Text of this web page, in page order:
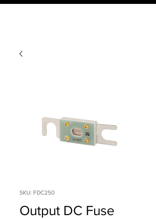
SKU: FDC250
Output DC Fuse